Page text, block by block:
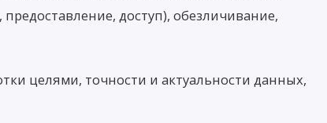
доступ), обезличивание,
целями, точности и актуальности данных,